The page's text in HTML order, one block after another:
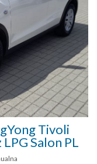
Tivoli
Salon PL